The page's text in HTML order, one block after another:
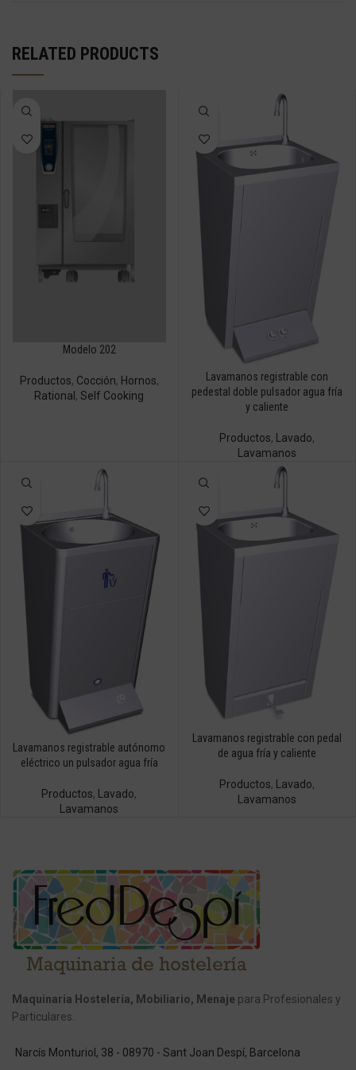
RELATED PRODUCTS
Modelo 202
Productos, Cocción, Hornos,
Rational ,Self Cooking
Lavamanos registrable con
pedestal doble pulsador agua fría
y caliente
Productos, Lavado,
Lavamanos
Lavamanos registrable autónomo
eléctrico un pulsador agua fría
Productos, Lavado,
Lavamanos
Lavamanos registrable con pedal
de agua fría y caliente
Productos, Lavado,
Lavamanos
Maquinaria Hostelería, Mobiliario, Menaje para Profesionales y
Particulares.
Narcís Monturiol, 38 - 08970 - Sant Joan Despí, Barcelona